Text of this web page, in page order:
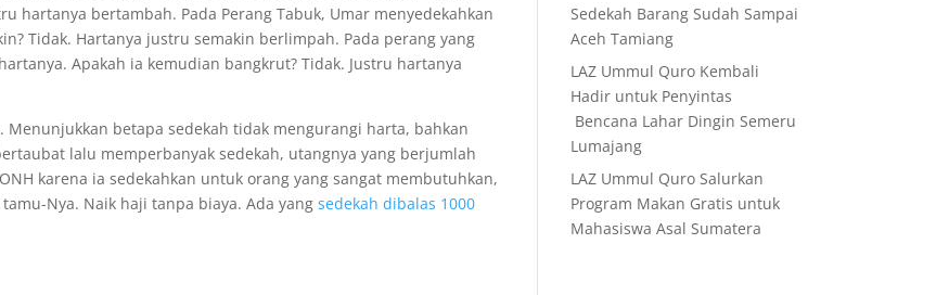
hartanya bertambah. Pada Perang Tabuk, Umar menyedekahkan
Tidak. Hartanya justru semakin berlimpah. Pada perang yang
Apakah ia kemudian bangkrut? Tidak. Justru hartanya
Menunjukkan betapa sedekah tidak mengurangi harta, bahkan
lalu memperbanyak sedekah, utangnya yang berjumlah
karena ia sedekahkan untuk orang yang sangat membutuhkan,
Nya. Naik haji tanpa biaya. Ada yangsedekah dibalas 1000
Sedekah Barang Sudah Sampai
Aceh Tamiang
LAZ Ummul Quro Kembali
Hadir untuk Penyintas
Bencana Lahar Dingin Semeru
Lumajang
LAZ Ummul Quro Salurkan
Program Makan Gratis untuk
Mahasiswa Asal Sumatera